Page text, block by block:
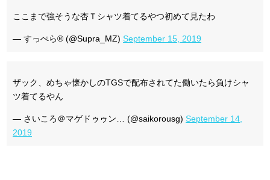
ここまで強そうな杏Ｔシャツ着てるやつ初めて見たわ
— すっぺら®︎ (@Supra_MZ) September 15, 2019
ザック、めちゃ懐かしのTGSで配布されてた働いたら負けシャ
ツ着てるやん
— さいころ＠マゲドゥゥン… (@saikorousg) September 14,
2019